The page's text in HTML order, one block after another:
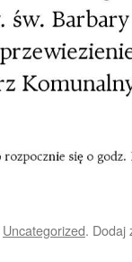
Uncategorized. Dodaj